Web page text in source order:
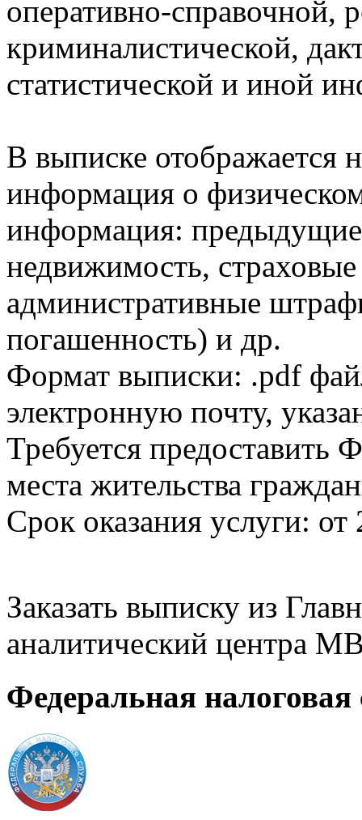
оперативно-справочной,
криминалистической,
статистической и иной
В выписке отображается
информация о
информация:
недвижимость,
административные
погашенность) и др.
Формат выписки: .pdf
электронную почту,
Требуется
места жительства
Срок оказания услуги: от
Заказать выписку из
аналитический центра
Федеральная налоговая